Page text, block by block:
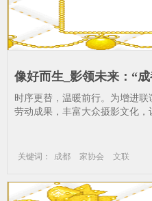
像好而生_影领未来：“
会”成都举行_摄影-成都-
时序更替，温暖前行。为增进
劳动成果，丰富大众摄影文化，
关键词： 成都 家协会
文联